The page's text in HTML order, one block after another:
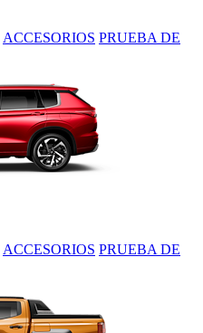
ACCESORIOS PRUEBA DE
ACCESORIOS PRUEBA DE